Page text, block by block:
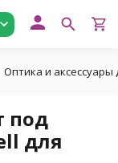
Оптика и аксессуары
под
для